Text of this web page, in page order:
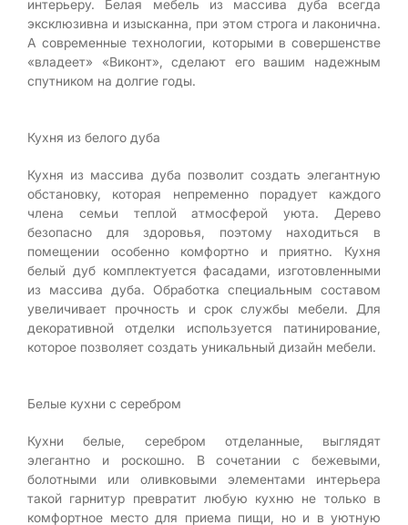
интерьеру. Белая мебель из массива дуба всегда
эксклюзивна и изысканна, при этом строга и лаконична.
А современные технологии, которыми в совершенстве
«владеет» «Виконт», сделают его вашим надежным
спутником на долгие годы.
Кухня из белого дуба
Кухня из массива дуба позволит создать элегантную
обстановку, которая непременно порадует каждого
члена семьи теплой атмосферой уюта. Дерево
безопасно для здоровья, поэтому находиться в
помещении особенно комфортно и приятно. Кухня
белый дуб комплектуется фасадами, изготовленными
из массива дуба. Обработка специальным составом
увеличивает прочность и срок службы мебели. Для
декоративной отделки используется патинирование,
которое позволяет создать уникальный дизайн мебели.
Белые кухни с серебром
Кухни белые, серебром отделанные, выглядят
элегантно и роскошно. В сочетании с бежевыми,
болотными или оливковыми элементами интерьера
такой гарнитур превратит любую кухню не только в
комфортное место для приема пищи, но и в уютную